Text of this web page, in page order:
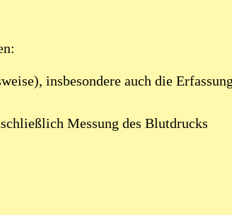
insbesondere auch die
Messung des Blutdrucks